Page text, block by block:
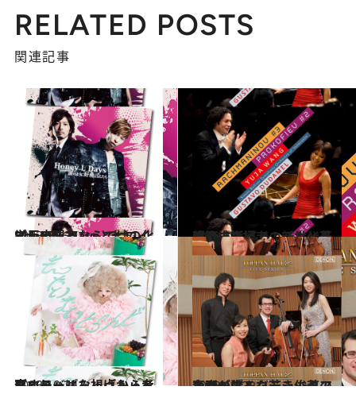
RELATED POSTS
関連記事
2013.11.27
Honey L Daysとヒロイズムの盟友ならではの化学反応
カルチャー 2013.12.17
超絶技巧ピアニストと若き天才指揮者の新世代最強タッグ
カルチャー
2013.10.24
きゃりーぱみゅぱみゅをグローバルな視点から考察する
カルチャー 2013.10.22
東京が誇るクラシックの名所が生んだ若き俊英アンサンブル
カルチャー